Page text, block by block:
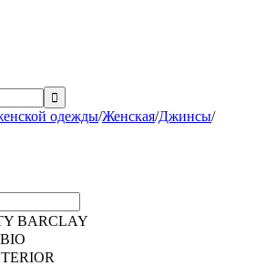

одежды/Женская/Джинсы/
BARCLAY